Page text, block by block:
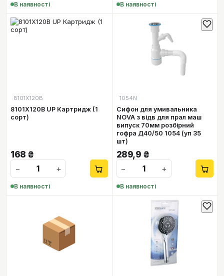
В наявності В наявності
8101X120B
8101X120B UP Картридж (1
сорт)
168 ₴
−
+
В наявності
1054N
Сифон для умивальника
NOVA з відв для прал маш
випуск 70мм розбірний
гофра Д40/50 1054 (уп 35
шт)
289,9 ₴
−
+
В наявності
📦